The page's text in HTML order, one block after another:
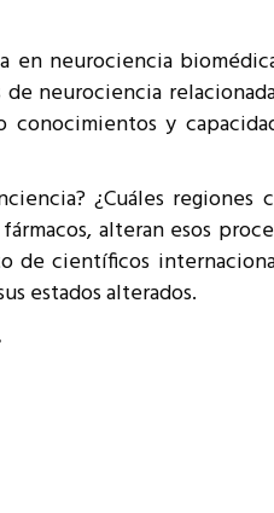
neurociencia
neurociencia
y
¿Cuáles regiones
alteran esos
científicos
estados alterados.